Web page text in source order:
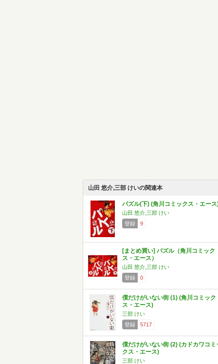
山田 悠介,三部 けいの関連本
パズル(下) (角川コミックス・エース
山田 悠介,三部 けい
登録
9
[まとめ買い] パズル（角川コミック
ス・エース）
山田 悠介,三部 けい
登録
0
僕だけがいない街 (1) (角川コミック
ス・エース)
三部 けい
登録
5717
僕だけがいない街 (2) (カドカワコミ
クス・エース)
三部 けい